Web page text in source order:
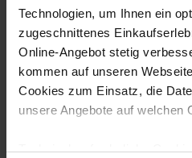
Technologien, um Ihnen ein
zugeschnittenes
Online-Angebot stetig
kommen auf unseren
Cookies zum Einsatz, die
unsere Angebote auf welchen
Technisch erforderliche
climate-neutral
shipping